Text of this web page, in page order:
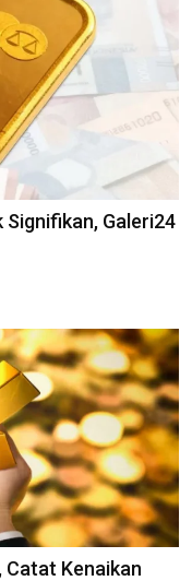
Signifikan, Galeri24
Catat Kenaikan